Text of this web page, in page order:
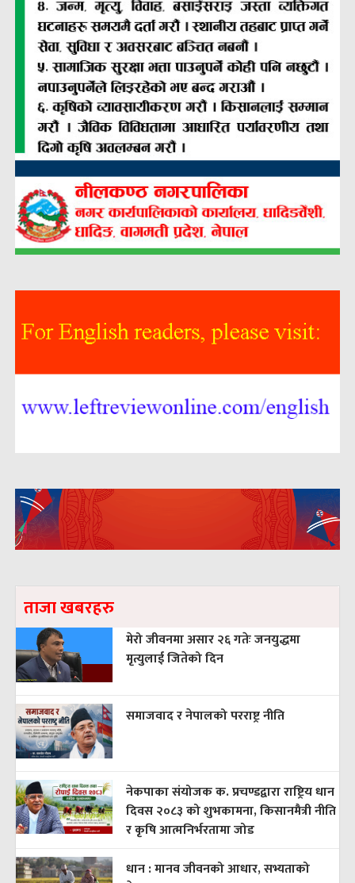
ताजा खबरहरु
मेरो जीवनमा असार २६ गतेः जनयुद्धमा
मृत्युलाई जितेको दिन
समाजवाद र नेपालको परराष्ट्र नीति
नेकपाका संयोजक क. प्रचण्डद्वारा राष्ट्रिय धान
दिवस २०८३ को शुभकामना, किसानमैत्री नीति
र कृषि आत्मनिर्भरतामा जोड
धान : मानव जीवनको आधार, सभ्यताको